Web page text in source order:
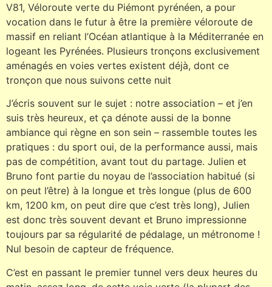
V81, Véloroute verte du Piémont pyrénéen, a pour
vocation dans le futur à être la première véloroute de
massif en reliant l’Océan atlantique à la Méditerranée en
logeant les Pyrénées. Plusieurs tronçons exclusivement
aménagés en voies vertes existent déjà, dont ce
tronçon que nous suivons cette nuit
J’écris souvent sur le sujet : notre association – et j’en
suis très heureux, et ça dénote aussi de la bonne
ambiance qui règne en son sein – rassemble toutes les
pratiques : du sport oui, de la performance aussi, mais
pas de compétition, avant tout du partage. Julien et
Bruno font partie du noyau de l’association habitué (si
on peut l’être) à la longue et très longue (plus de 600
km, 1200 km, on peut dire que c’est très long), Julien
est donc très souvent devant et Bruno impressionne
toujours par sa régularité de pédalage, un métronome !
Nul besoin de capteur de fréquence.
C’est en passant le premier tunnel vers deux heures du